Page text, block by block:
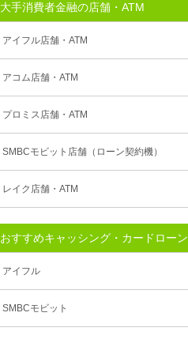
大手消費者金融の店舗・ATM
アイフル店舗・ATM
アコム店舗・ATM
プロミス店舗・ATM
SMBCモビット店舗（ローン契約機）
レイク店舗・ATM
おすすめキャッシング・カードローン
アイフル
SMBCモビット